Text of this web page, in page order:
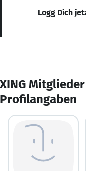
Logg Dich
XING
Profilangaben